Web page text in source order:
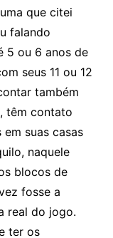
que citei
falando
5 ou 6 anos de
seus 11 ou 12
também
têm contato
suas casas
naquele
blocos de
fosse a
real do jogo.
ter os